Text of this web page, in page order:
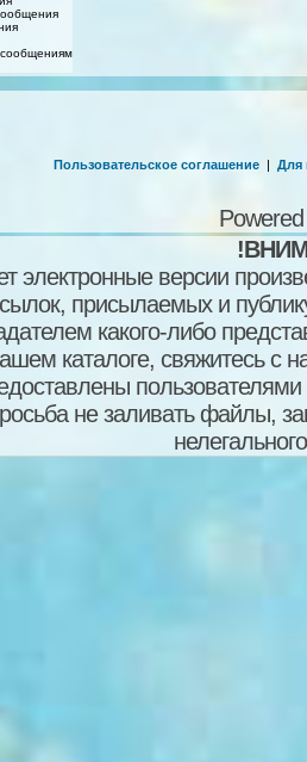
сообщениям
Пользовательское соглашение | Для
электронные версии
присылаемых и
какого-либо
каталоге, свяжитесь
пользователями
не заливать файлы,